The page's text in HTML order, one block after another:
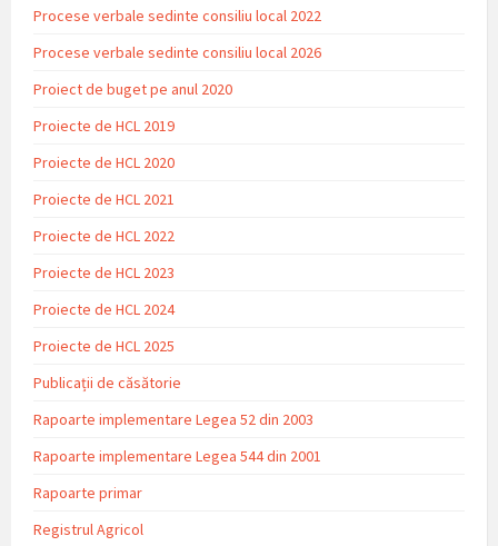
Procese verbale sedinte consiliu local 2022
Procese verbale sedinte consiliu local 2026
Proiect de buget pe anul 2020
Proiecte de HCL 2019
Proiecte de HCL 2020
Proiecte de HCL 2021
Proiecte de HCL 2022
Proiecte de HCL 2023
Proiecte de HCL 2024
Proiecte de HCL 2025
Publicații de căsătorie
Rapoarte implementare Legea 52 din 2003
Rapoarte implementare Legea 544 din 2001
Rapoarte primar
Registrul Agricol